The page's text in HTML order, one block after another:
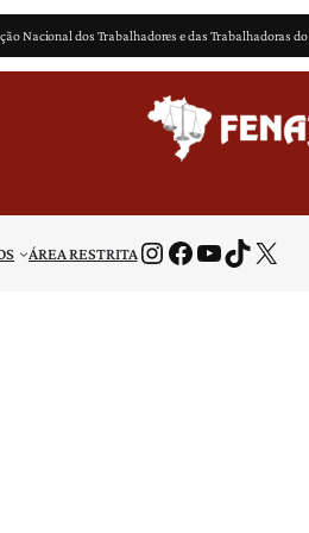
Nacional dos Trabalhadores e das Trabalhadoras
ÁREA RESTRITAInstagram Facebook Youtube TikTok X